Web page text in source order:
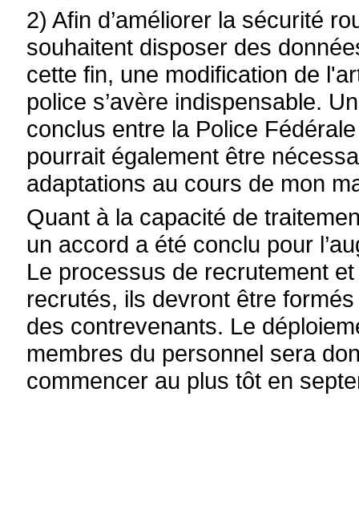
2) Afin d’améliorer la sécurité
souhaitent disposer des
cette fin, une modification de
police s’avère indispensable.
conclus entre la Police
pourrait également être
adaptations au cours de mon
Quant à la capacité de
un accord a été conclu pour
Le processus de recrutement
recrutés, ils devront être
des contrevenants. Le
membres du personnel sera
commencer au plus tôt en